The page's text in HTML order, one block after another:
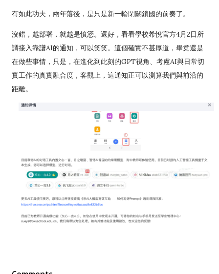
有如此功夫，兩年落後，是只是新一輪閉關鎖國的前奏了。
沒錯，越部署，就越是憤懣。還好，看看學校希悅官方4月2日所
謂接入靠譜AI的通知，可以笑笑。這個確實不甚厚道，畢竟還是
在做些事情，只是，在進化到此刻的GPT視角、考慮AI與日常切
實工作的真實融合度，客觀上，這通知正可以測算我們與前沿的
距離。